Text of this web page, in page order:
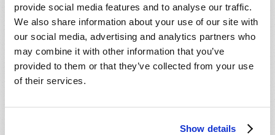
provide social media features and to analyse our traffic.
We also share information about your use of our site with
our social media, advertising and analytics partners who
may combine it with other information that you’ve
provided to them or that they’ve collected from your use
of their services.
Show details
LLENOS DEL ESPÍRITU SANTO
La solución máxima a las adicciones es alcanzar mayor
profundidad y comprensión espirituales, llegar a una
relación más profunda con Dios. Si pretendemos
vencer fuerzas tan grandes como una adicción,
no vivo yo, mas vive Cristo en mí; y lo que ahora vivo